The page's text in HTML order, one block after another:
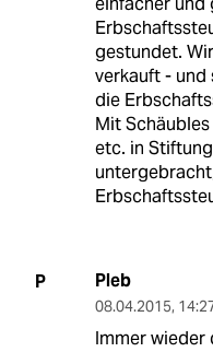
gestundet.
verkauft - und
die
Mit
etc. in
P Pleb
08.04.2015,
Immer wieder